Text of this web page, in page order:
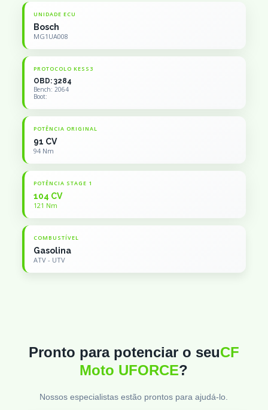
UNIDADE ECU
Bosch
MG1UA008
PROTOCOLO KESS3
OBD: 3284
Bench: 2064
Boot:
POTÊNCIA ORIGINAL
91 CV
94 Nm
POTÊNCIA STAGE 1
104 CV
121 Nm
COMBUSTÍVEL
Gasolina
ATV - UTV
Pronto para potenciar o seuCF
Moto UFORCE?
Nossos especialistas estão prontos para ajudá-lo.